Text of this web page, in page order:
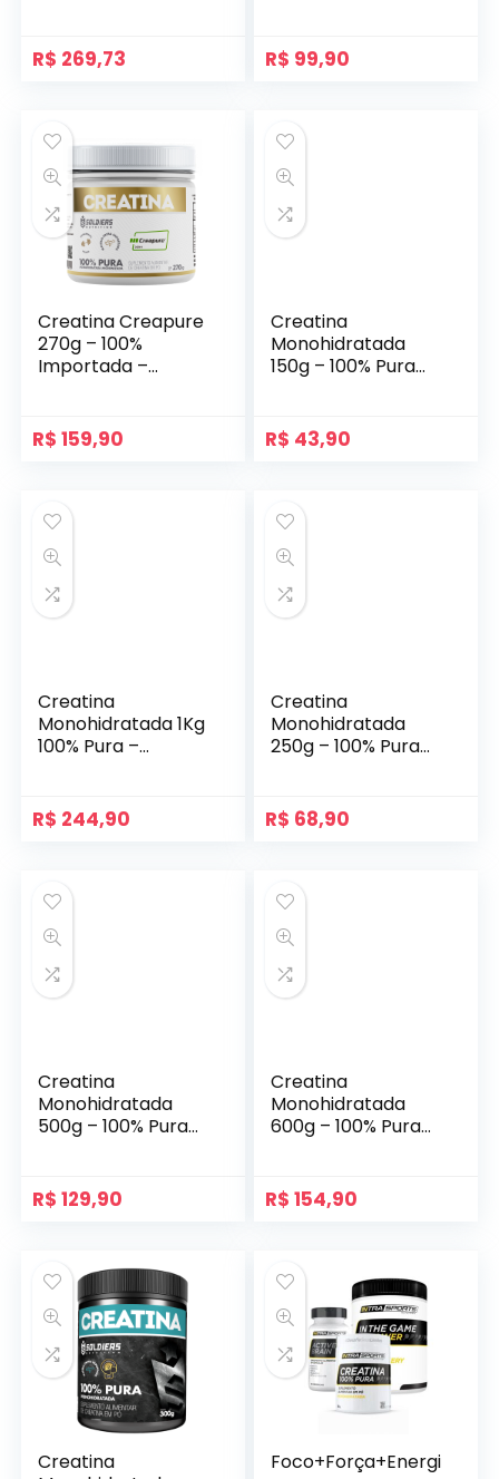
R$ 269,73 R$ 99,90
Creatina Creapure
270g – 100%
Importada –
R$ 159,90
Creatina
Monohidratada
150g – 100% Pura
R$ 43,90
Creatina
Monohidratada 1Kg
100% Pura –
R$ 244,90
Creatina
Monohidratada
250g – 100% Pura
R$ 68,90
Creatina
Monohidratada
500g – 100% Pura
R$ 129,90
Creatina
Monohidratada
600g – 100% Pura
R$ 154,90
Creatina
Foco+Força+Energi